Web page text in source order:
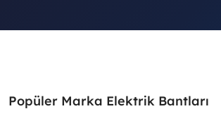
Popüler Marka Elektrik Bantları